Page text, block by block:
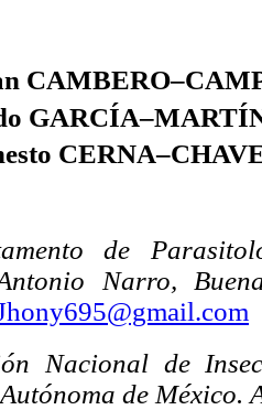
de
Narro,
Nacional de
de México.